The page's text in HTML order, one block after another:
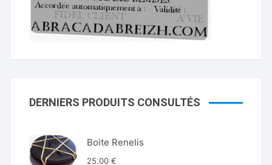
DERNIERS PRODUITS CONSULTÉS
Boite Renelis
25.00€